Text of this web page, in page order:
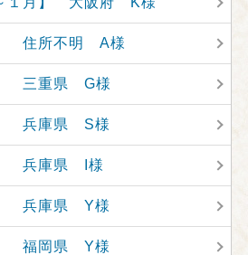
】 住所不明 A様
】 三重県 G様
】 兵庫県 S様
】 兵庫県 I様
】 兵庫県 Y様
】 福岡県 Y様